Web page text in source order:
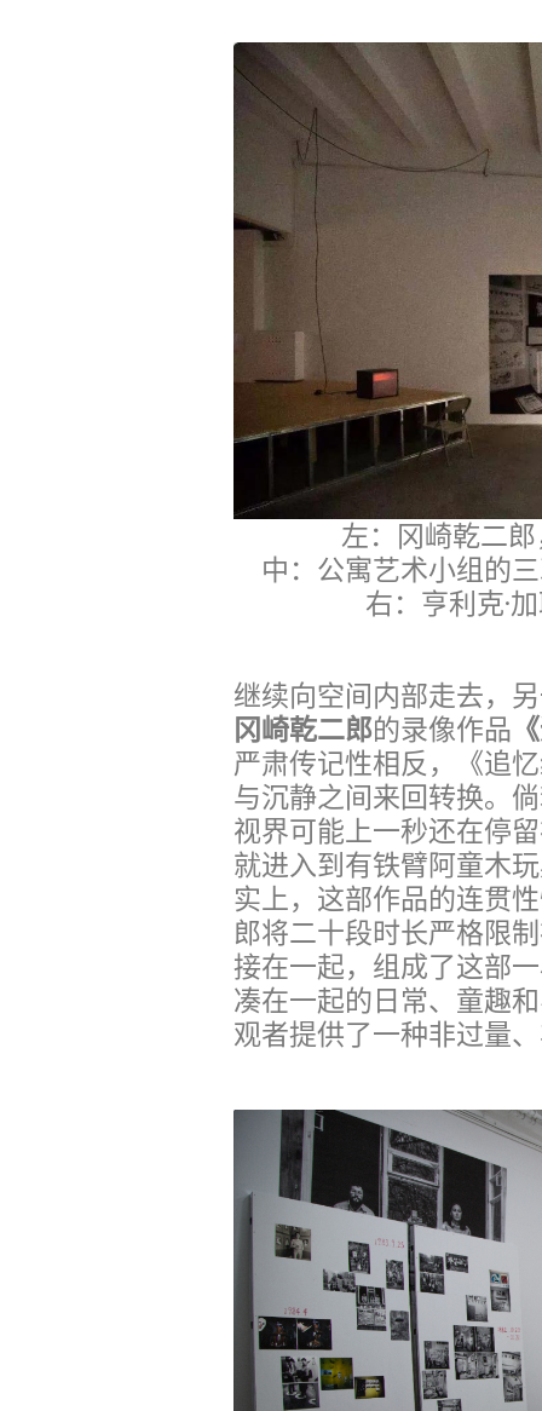
左：冈崎乾二
中：公寓艺术小组的
右：亨利克·
继续向空间内部走去，
冈崎乾二郎的录像作品
严肃传记性相反，《追
与沉静之间来回转换。
视界可能上一秒还在停
就进入到有铁臂阿童木
实上，这部作品的连贯
郎将二十段时长严格限
接在一起，组成了这部
凑在一起的日常、童趣
观者提供了一种非过量